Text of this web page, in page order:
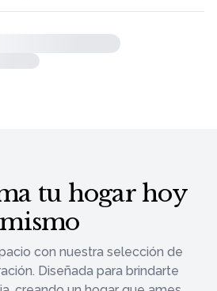
tu hogar hoy
mismo
con nuestra selección de
Diseñada para brindarte